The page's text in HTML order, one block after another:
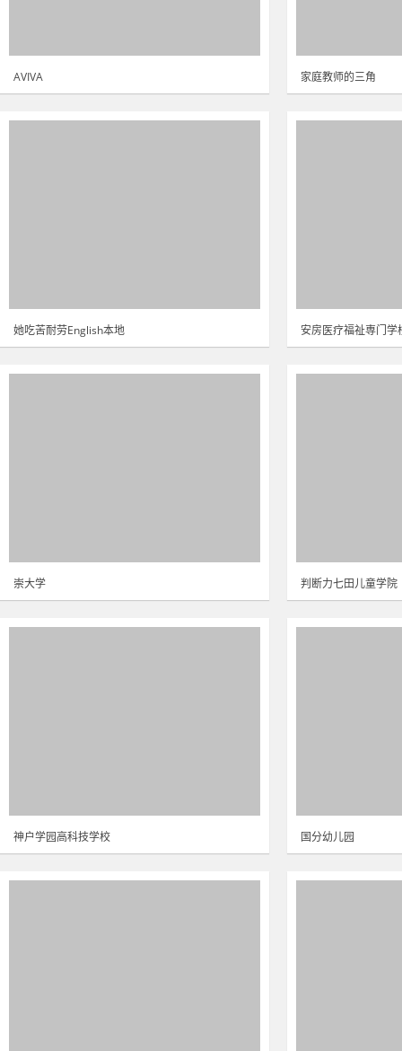
AVIVA 家庭教师的三角
她吃苦耐劳English本地 安房医疗福祉専门学
崇大学 判断力七田儿童学院
神户学园高科技学校 国分幼儿园